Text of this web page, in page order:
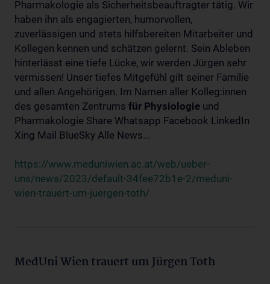
Pharmakologie als Sicherheitsbeauftragter tätig. Wir
haben ihn als engagierten, humorvollen,
zuverlässigen und stets hilfsbereiten Mitarbeiter und
Kollegen kennen und schätzen gelernt. Sein Ableben
hinterlässt eine tiefe Lücke, wir werden Jürgen sehr
vermissen! Unser tiefes Mitgefühl gilt seiner Familie
und allen Angehörigen. Im Namen aller Kolleg:innen
des gesamten Zentrums für Physiologie und
Pharmakologie Share Whatsapp Facebook LinkedIn
Xing Mail BlueSky Alle News...
https://www.meduniwien.ac.at/web/ueber-
uns/news/2023/default-34fee72b1e-2/meduni-
wien-trauert-um-juergen-toth/
MedUni Wien trauert um Jürgen Toth